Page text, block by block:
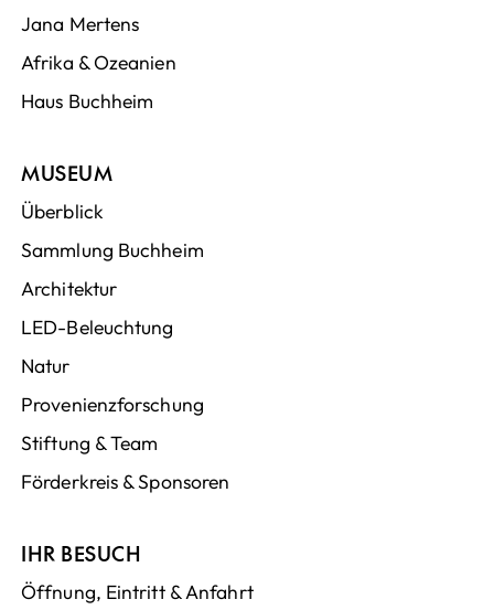
Jana Mertens
Afrika & Ozeanien
Haus Buchheim
MUSEUM
Überblick
Sammlung Buchheim
Architektur
LED-Beleuchtung
Natur
Provenienzforschung
Stiftung & Team
Förderkreis & Sponsoren
IHR BESUCH
Öffnung, Eintritt & Anfahrt